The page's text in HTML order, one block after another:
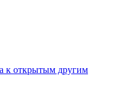
к открытым другим